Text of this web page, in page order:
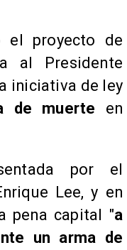
el proyecto de
al Presidente
iniciativa de ley
de muerte en
por el
Lee, y en
pena capital "a
un arma de